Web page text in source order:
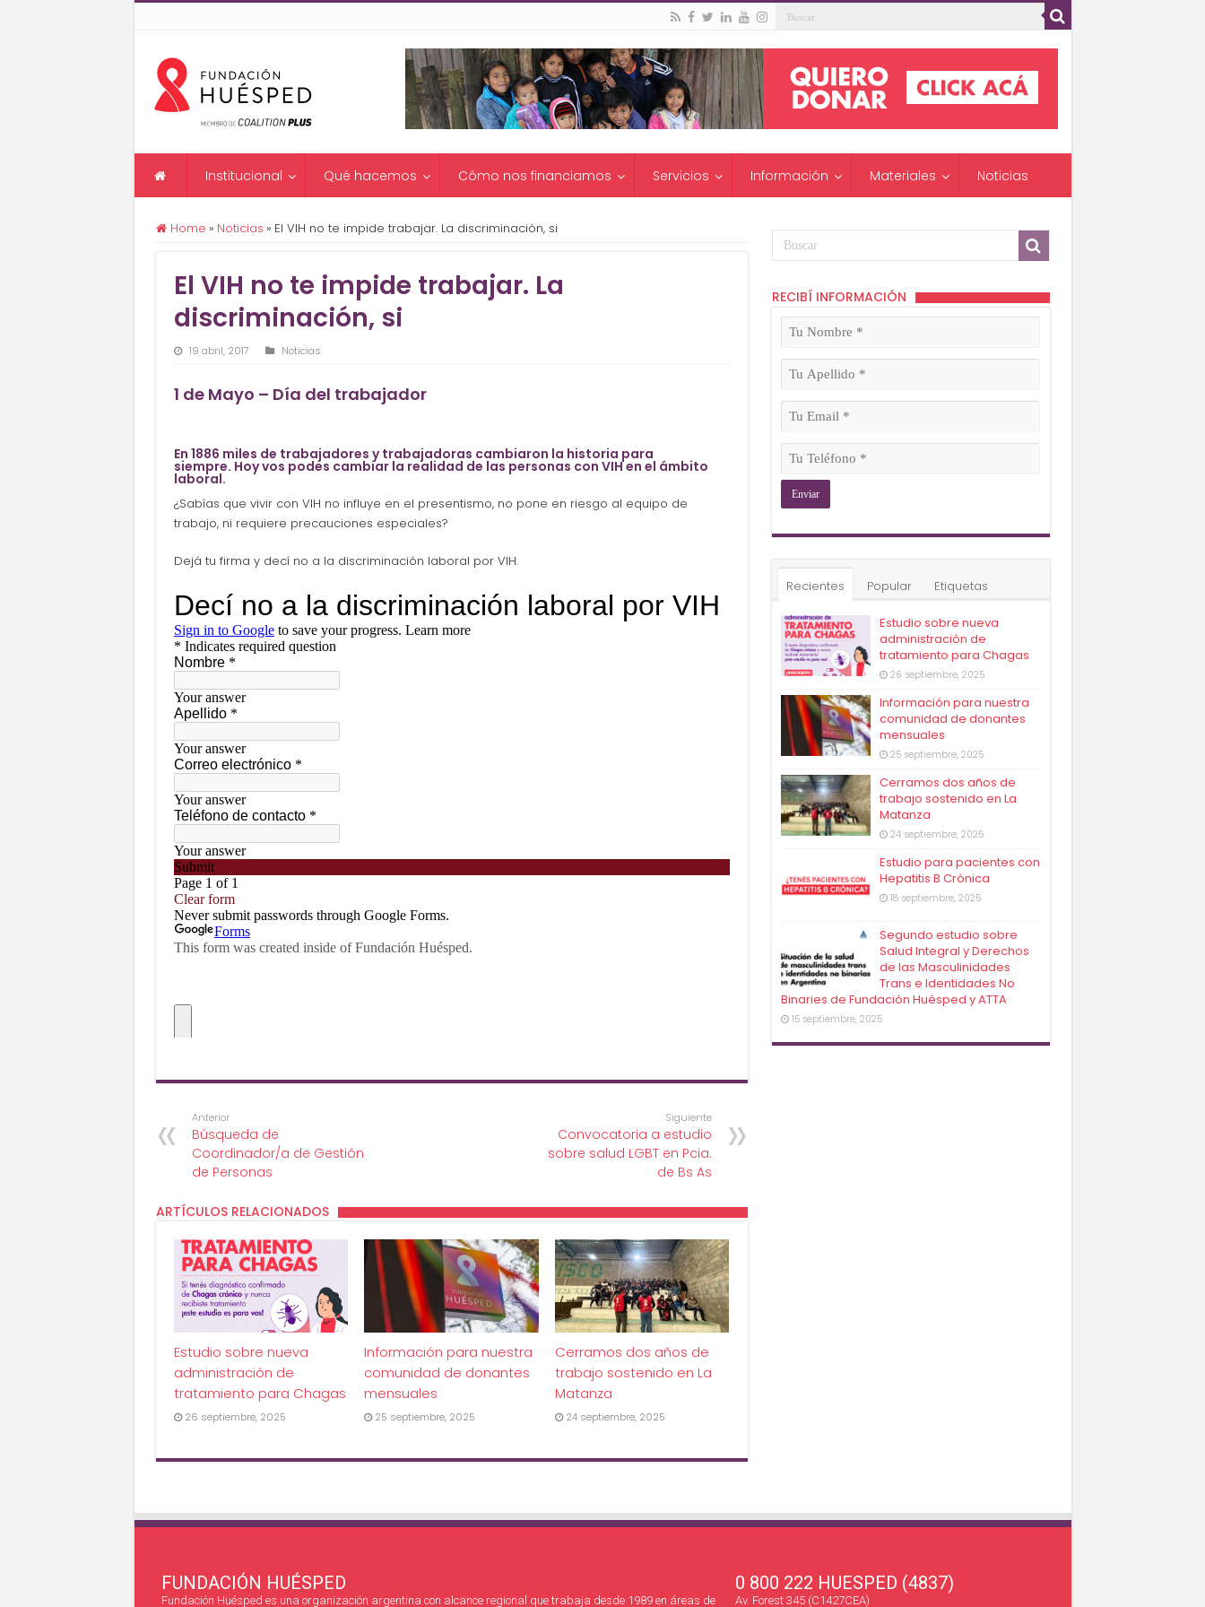
Institucional Qué hacemos Cómo nos financiamos Servicios Información Materiales Noticias
Home » Noticias » El VIH no te impide trabajar. La discriminación, si
El VIH no te impide trabajar. La
discriminación, si
19 abril, 2017 Noticias
1 de Mayo – Día del trabajador
En 1886 miles de trabajadores y trabajadoras cambiaron la historia para
siempre. Hoy vos podes cambiar la realidad de las personas con VIH en el ámbito
laboral.
¿Sabías que vivir con VIH no influye en el presentismo, no pone en riesgo al equipo de
trabajo, ni requiere precauciones especiales?
Dejá tu firma y decí no a la discriminación laboral por VIH.
Anterior
Búsqueda de
Coordinador/a de Gestión
de Personas
Siguiente
Convocatoria a estudio
sobre salud LGBT en Pcia.
de Bs As
ARTÍCULOS RELACIONADOS
Estudio sobre nueva
administración de
tratamiento para Chagas
26 septiembre, 2025
Información para nuestra
comunidad de donantes
mensuales
25 septiembre, 2025
Cerramos dos años de
trabajo sostenido en La
Matanza
24 septiembre, 2025
RECIBÍ INFORMACIÓN
Tu
(Obligatorio)
Tu
Apellido
(Obligatorio)
Tu
(Obligatorio)
Tu
(Obligatorio)
Recientes Popular Etiquetas
Estudio sobre nueva
administración de
tratamiento para Chagas
26 septiembre, 2025
Información para nuestra
comunidad de donantes
mensuales
25 septiembre, 2025
Cerramos dos años de
trabajo sostenido en La
Matanza
24 septiembre, 2025
Estudio para pacientes con
Hepatitis B Crónica
18 septiembre, 2025
Segundo estudio sobre
Salud Integral y Derechos
de las Masculinidades
Trans e Identidades No
Binaries de Fundación Huésped y ATTA
15 septiembre, 2025
FUNDACIÓN HUÉSPED
Fundación Huésped es una organización argentina con alcance regional que trabaja desde 1989 en áreas de
0 800 222 HUESPED (4837)
Av. Forest 345 (C1427CEA)